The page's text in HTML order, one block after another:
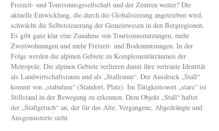
Freizeit- und Tourismusgesellschaft und der Zentren weiter? Die
aktuelle Entwicklung, die durch die Globalisierung angetrieben wird,
schwächt die Selbststeuerung der Gemeinwesen in den Bergregionen.
Es gibt ganz klar eine Zunahme von Tourismusnutzungen, mehr
Zweitwohnungen und mehr Freizeit- und Bodennutzungen. In der
Folge werden die alpinen Gebiete zu Komplementärräumen der
Metropole. Die alpinen Gebiete verlieren damit ihre vertraute Identität
als Landwirtschaftsraum und als „Stallraum“. Der Ausdruck „Stall“
kommt von „stabulum“ (Standort, Platz). Im Tätigkeitswort „stare“ ist
Stillstand in der Bewegung zu erkennen. Dem Objekt „Stall“ haftet
der „Stallgeruch“ an, der für das Alte, Vergangene, Abgedrängte und
Ausgemusterte steht.